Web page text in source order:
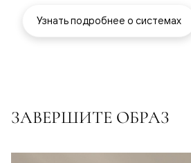
Узнать подробнее о системах
ЗАВЕРШИТЕ ОБРАЗ